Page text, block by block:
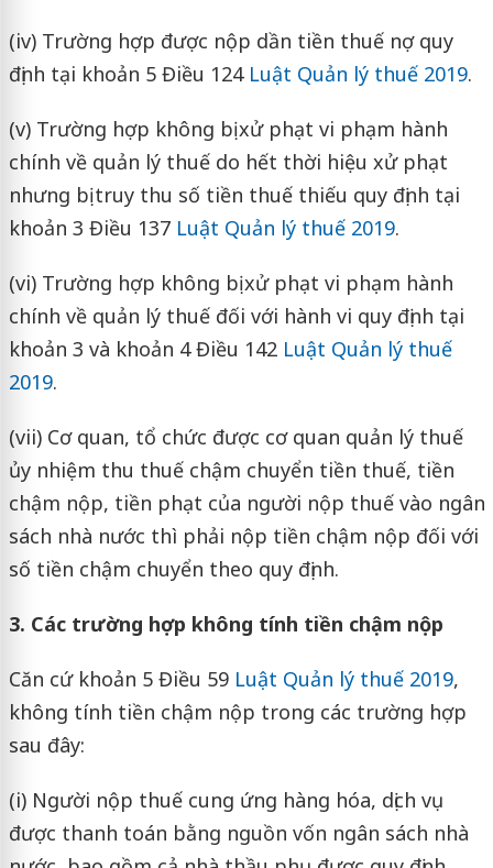
(iv) Trường hợp được nộp dần tiền thuế nợ quy
định tại khoản 5 Điều 124 Luật Quản lý thuế 2019.
(v) Trường hợp không bị xử phạt vi phạm hành
chính về quản lý thuế do hết thời hiệu xử phạt
nhưng bị truy thu số tiền thuế thiếu quy định tại
khoản 3 Điều 137 Luật Quản lý thuế 2019.
(vi) Trường hợp không bị xử phạt vi phạm hành
chính về quản lý thuế đối với hành vi quy định tại
khoản 3 và khoản 4 Điều 142 Luật Quản lý thuế
2019.
(vii) Cơ quan, tổ chức được cơ quan quản lý thuế
ủy nhiệm thu thuế chậm chuyển tiền thuế, tiền
chậm nộp, tiền phạt của người nộp thuế vào ngân
sách nhà nước thì phải nộp tiền chậm nộp đối với
số tiền chậm chuyển theo quy định.
3. Các trường hợp không tính tiền chậm nộp
Căn cứ khoản 5 Điều 59 Luật Quản lý thuế 2019,
không tính tiền chậm nộp trong các trường hợp
sau đây:
(i) Người nộp thuế cung ứng hàng hóa, dịch vụ
được thanh toán bằng nguồn vốn ngân sách nhà